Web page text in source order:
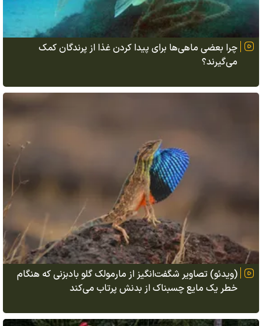
چرا بعضی ماهی‌ها برای پیدا کردن غذا از پرندگان کمک
می‌گیرند؟
(ویدئو) تصاویر شگفت‌انگیز از مارمولک گلو بادبزنی که هنگام
خطر یک مایع چسبناک از بدنش پرتاب می‌کند